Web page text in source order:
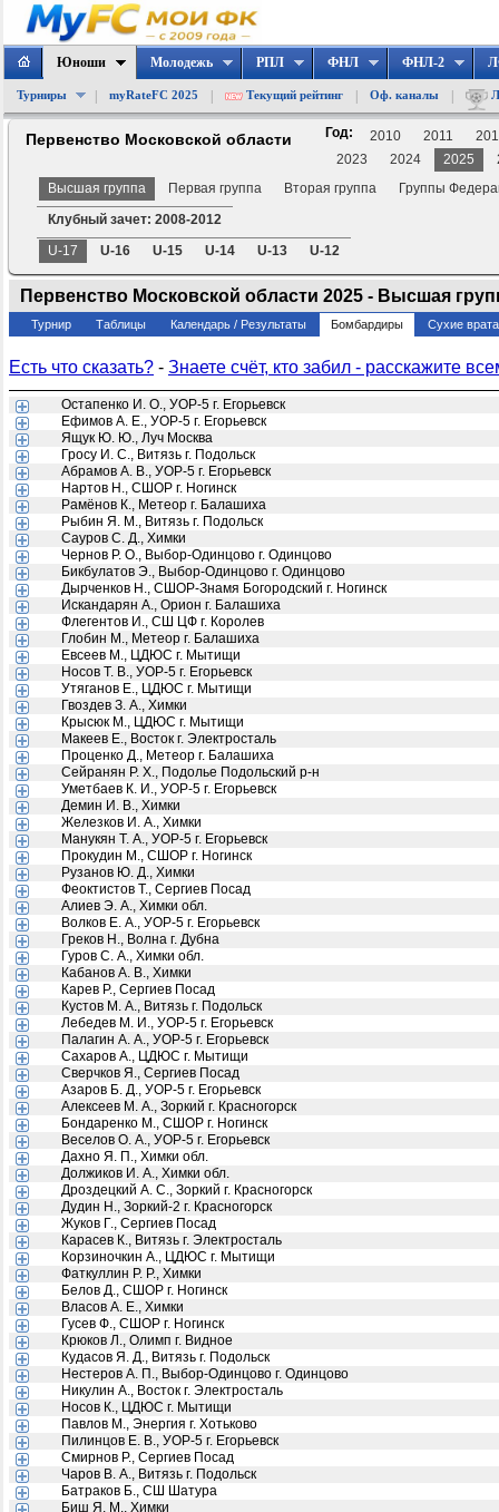
Юноши
Турниры myRateFC 2025 Текущий рейтинг Оф. каналы
Молодежь РПЛ ФНЛ ФНЛ-2
Первенство Московской области Год: 2010 2011
2023
2024 2025
Высшая группа
Первая группа Вторая группа
Группы
Клубный зачет: 2008-2012
U-17
U-16 U-15 U-14 U-13 U-12
Первенство Московской области 2025 - Высшая
Турнир Таблицы Календарь / Результаты Бомбардиры Сухие
Есть что сказать? - Знаете счёт, кто забил - расскажите
Остапенко И. О., УОР-5 г. Егорьевск
Ефимов А. Е., УОР-5 г. Егорьевск
Ящук Ю. Ю., Луч Москва
Гросу И. С., Витязь г. Подольск
Абрамов А. В., УОР-5 г. Егорьевск
Нартов Н., СШОР г. Ногинск
Рамёнов К., Метеор г. Балашиха
Рыбин Я. М., Витязь г. Подольск
Сауров С. Д., Химки
Чернов Р. О., Выбор-Одинцово г. Одинцово
Бикбулатов Э., Выбор-Одинцово г. Одинцово
Дырченков Н., СШОР-Знамя Богородский г. Ногинск
Искандарян А., Орион г. Балашиха
Флегентов И., СШ ЦФ г. Королев
Глобин М., Метеор г. Балашиха
Евсеев М., ЦДЮС г. Мытищи
Носов Т. В., УОР-5 г. Егорьевск
Утяганов Е., ЦДЮС г. Мытищи
Гвоздев З. А., Химки
Крысюк М., ЦДЮС г. Мытищи
Макеев Е., Восток г. Электросталь
Проценко Д., Метеор г. Балашиха
Сейранян Р. Х., Подолье Подольский р-н
Уметбаев К. И., УОР-5 г. Егорьевск
Демин И. В., Химки
Железков И. А., Химки
Манукян Т. А., УОР-5 г. Егорьевск
Прокудин М., СШОР г. Ногинск
Рузанов Ю. Д., Химки
Феоктистов Т., Сергиев Посад
Алиев Э. А., Химки обл.
Волков Е. А., УОР-5 г. Егорьевск
Греков Н., Волна г. Дубна
Гуров С. А., Химки обл.
Кабанов А. В., Химки
Карев Р., Сергиев Посад
Кустов М. А., Витязь г. Подольск
Лебедев М. И., УОР-5 г. Егорьевск
Палагин А. А., УОР-5 г. Егорьевск
Сахаров А., ЦДЮС г. Мытищи
Сверчков Я., Сергиев Посад
Азаров Б. Д., УОР-5 г. Егорьевск
Алексеев М. А., Зоркий г. Красногорск
Бондаренко М., СШОР г. Ногинск
Веселов О. А., УОР-5 г. Егорьевск
Дахно Я. П., Химки обл.
Должиков И. А., Химки обл.
Дроздецкий А. С., Зоркий г. Красногорск
Дудин Н., Зоркий-2 г. Красногорск
Жуков Г., Сергиев Посад
Карасев К., Витязь г. Электросталь
Корзиночкин А., ЦДЮС г. Мытищи
Фаткуллин Р. Р., Химки
Белов Д., СШОР г. Ногинск
Власов А. Е., Химки
Гусев Ф., СШОР г. Ногинск
Крюков Л., Олимп г. Видное
Кудасов Я. Д., Витязь г. Подольск
Нестеров А. П., Выбор-Одинцово г. Одинцово
Никулин А., Восток г. Электросталь
Носов К., ЦДЮС г. Мытищи
Павлов М., Энергия г. Хотьково
Пилинцов Е. В., УОР-5 г. Егорьевск
Смирнов Р., Сергиев Посад
Чаров В. А., Витязь г. Подольск
Батраков Б., СШ Шатура
Биш Я. М., Химки